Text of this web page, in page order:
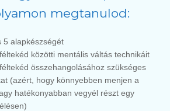
megtanulod:
5 alapkészségét
közötti mentális váltás technikáit
összehangolásához szükséges
(azért, hogy könnyebben menjen a
hatékonyabban vegyél részt egy